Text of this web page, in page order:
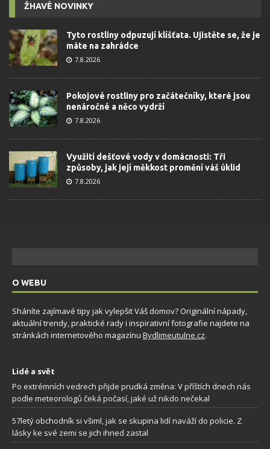
ŽHAVÉ NOVINKY
Tyto rostliny odpuzují klíšťata. Ujistěte se, že je
máte na zahrádce
7.8.2026
Pokojové rostliny pro začátečníky, které jsou
nenáročné a něco vydrží
7.8.2026
Využití dešťové vody v domácnosti: Tři
způsoby, jak její měkkost promění váš úklid
7.8.2026
O WEBU
Sháníte zajímavé tipy jak vylepšit Váš domov? Originální nápady,
aktuální trendy, praktické rady i inspirativní fotografie najdete na
stránkách internetového magazínu Bydlimeutulne.cz.
Lidé a svět
Po extrémních vedrech přijde prudká změna: V příštích dnech nás
podle meteorologů čeká počasí, jaké už nikdo nečekal
57letý obchodník si všiml, jak se skupina lidí naváží do policie. Z
lásky ke své zemi se jich ihned zastal